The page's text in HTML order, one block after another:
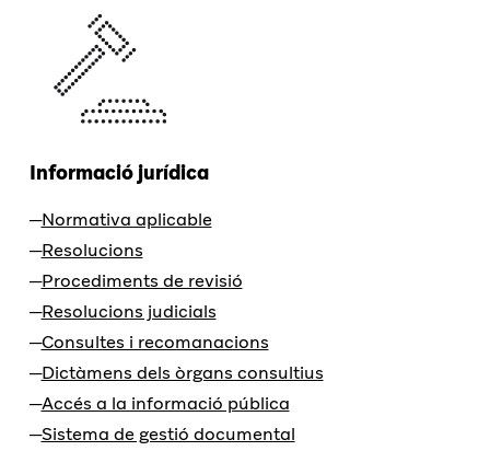
Informació jurídica
Normativa aplicable
Resolucions
Procediments de revisió
Resolucions judicials
Consultes i recomanacions
Dictàmens dels òrgans consultius
Accés a la informació pública
Sistema de gestió documental